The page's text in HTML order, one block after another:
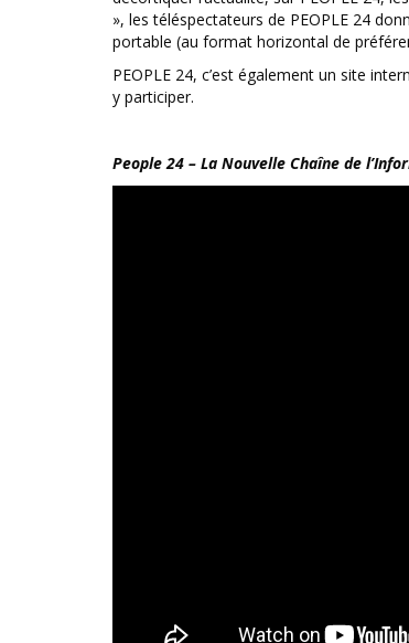
», les téléspectateurs de PEOPLE 24
portable (au format horizontal de
PEOPLE 24, c’est également un site
y participer.
People 24 – La Nouvelle Chaîne de